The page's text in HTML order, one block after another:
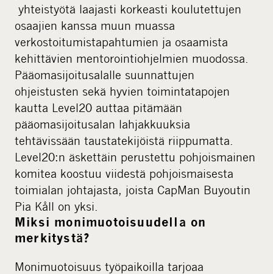
yhteistyötä laajasti korkeasti koulutettujen
osaajien kanssa muun muassa
verkostoitumistapahtumien ja osaamista
kehittävien mentorointiohjelmien muodossa.
Pääomasijoitusalalle suunnattujen
ohjeistusten sekä hyvien toimintatapojen
kautta Level20 auttaa pitämään
pääomasijoitusalan lahjakkuuksia
tehtävissään taustatekijöistä riippumatta.
Level20:n äskettäin perustettu pohjoismainen
komitea koostuu viidestä pohjoismaisesta
toimialan johtajasta, joista CapMan Buyoutin
Pia Kåll on yksi.
Miksi monimuotoisuudella on
merkitystä?
Monimuotoisuus työpaikoilla tarjoaa